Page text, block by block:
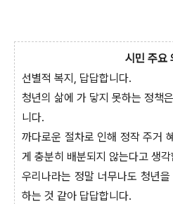
시민 주요
선별적 복지, 답답합니다.
청년의 삶에 가 닿지 못하는 정책
니다.
까다로운 절차로 인해 정작 주거
게 충분히 배분되지 않는다고 생
우리나라는 정말 너무나도 청년
하는 것 같아 답답합니다.